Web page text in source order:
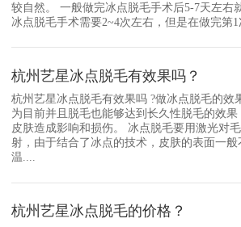
较自然。 一般做完冰点脱毛手术后5-7天左右
冰点脱毛手术需要2~4次左右，但是在做完第1
杭州艺星冰点脱毛有效果吗？
杭州艺星冰点脱毛有效果吗 ?做冰点脱毛的效
为目前并且脱毛也能够达到长久性脱毛的效
皮肤造成影响和损伤。 冰点脱毛要用激光对
射，由于结合了冰点的技术，皮肤的表面一
温....
杭州艺星冰点脱毛的价格？